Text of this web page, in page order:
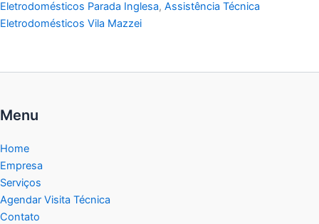
Eletrodomésticos Parada Inglesa, Assistência Técnica
Eletrodomésticos Vila Mazzei
Menu
Home
Empresa
Serviços
Agendar Visita Técnica
Contato